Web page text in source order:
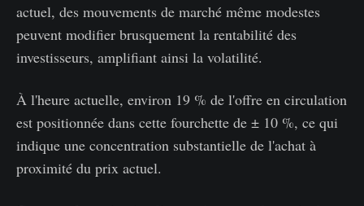
actuel, des mouvements de marché même modestes
peuvent modifier brusquement la rentabilité des
investisseurs, amplifiant ainsi la volatilité.
À l'heure actuelle, environ 19 % de l'offre en circulation
est positionnée dans cette fourchette de ± 10 %, ce qui
indique une concentration substantielle de l'achat à
proximité du prix actuel.